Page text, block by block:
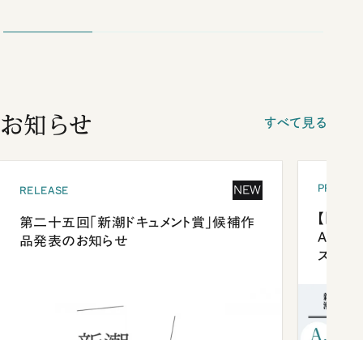
お知らせ すべて見る
RELEASE NEW
第二十五回「新潮ドキュメント賞」候補作
品発表のお知らせ
【「新
ズプレ